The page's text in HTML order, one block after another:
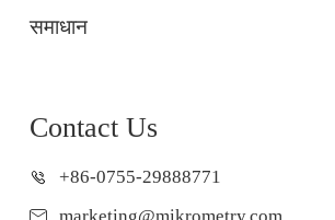
समाधान
Contact Us
+86-0755-29888771
marketing@mikrometry.com